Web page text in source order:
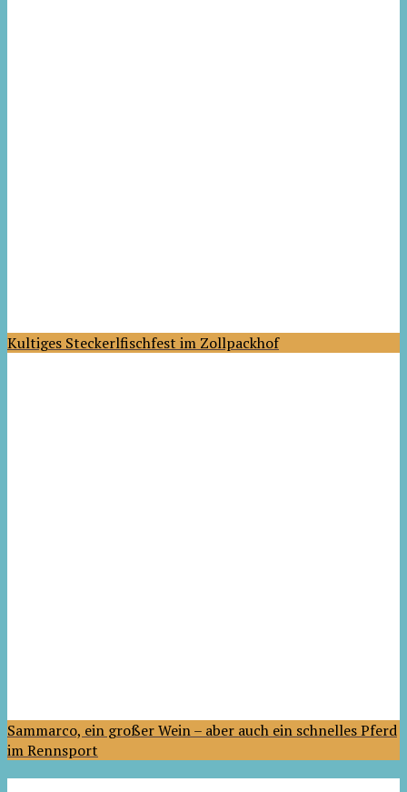
Kultiges Steckerlfischfest im Zollpackhof
Sammarco, ein großer Wein – aber auch ein schnelles Pferd
im Rennsport